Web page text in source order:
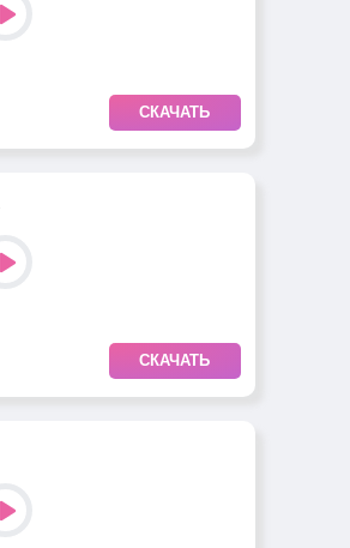
СКАЧАТЬ
СКАЧАТЬ